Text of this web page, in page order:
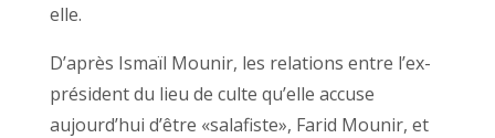
elle.
D’après Ismaïl Mounir, les relations entre l’ex-
président du lieu de culte qu’elle accuse
aujourd’hui d’être «salafiste», Farid Mounir, et